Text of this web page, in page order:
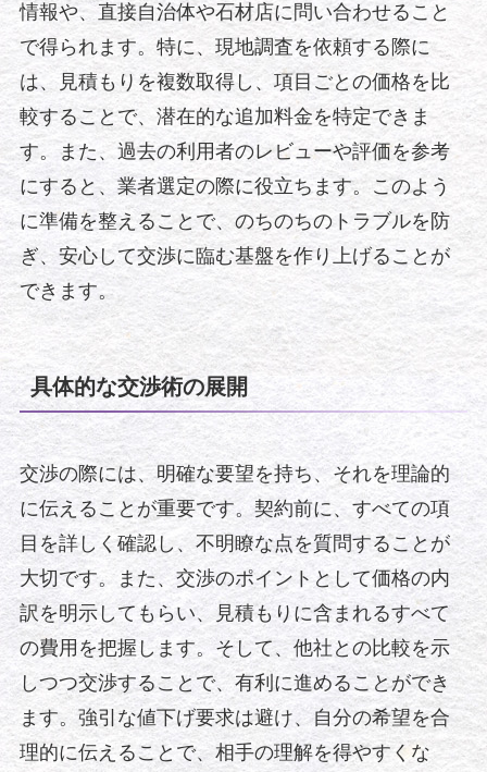
情報や、直接自治体や石材店に問い合わせること
で得られます。特に、現地調査を依頼する際に
は、見積もりを複数取得し、項目ごとの価格を比
較することで、潜在的な追加料金を特定できま
す。また、過去の利用者のレビューや評価を参考
にすると、業者選定の際に役立ちます。このよう
に準備を整えることで、のちのちのトラブルを防
ぎ、安心して交渉に臨む基盤を作り上げることが
できます。
具体的な交渉術の展開
交渉の際には、明確な要望を持ち、それを理論的
に伝えることが重要です。契約前に、すべての項
目を詳しく確認し、不明瞭な点を質問することが
大切です。また、交渉のポイントとして価格の内
訳を明示してもらい、見積もりに含まれるすべて
の費用を把握します。そして、他社との比較を示
しつつ交渉することで、有利に進めることができ
ます。強引な値下げ要求は避け、自分の希望を合
理的に伝えることで、相手の理解を得やすくな